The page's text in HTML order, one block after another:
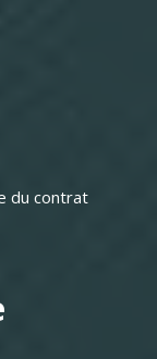
du contrat